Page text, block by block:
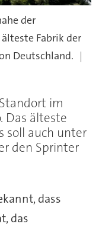
der
Fabrik der
Deutschland.
im
Das älteste
soll auch unter
den Sprinter
dass
das